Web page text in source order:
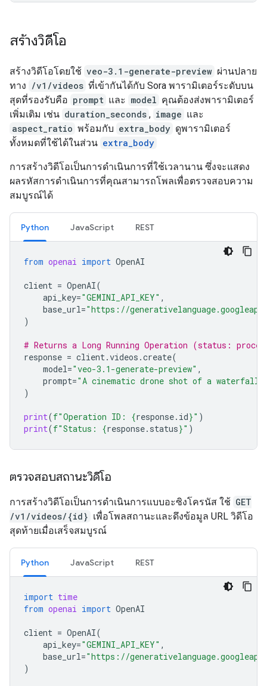
สร้างวิดีโอ
สร้างวิดีโอโดยใช้ veo-3.1-generate-preview ผ่านปลาย
ทาง /v1/videos ที่เข้ากันได้กับ Sora พารามิเตอร์ระดับบน
สุดที่รองรับคือ prompt และ model คุณต้องส่งพารามิเตอร์
เพิ่มเติม เช่น duration_seconds , image และ
aspect_ratio พร้อมกับ extra_body ดูพารามิเตอร์
ทั้งหมดที่ใช้ได้ในส่วน extra_body
การสร้างวิดีโอเป็นการดำเนินการที่ใช้เวลานาน ซึ่งจะแสดง
ผลรหัสการดำเนินการที่คุณสามารถโพลเพื่อตรวจสอบความ
สมบูรณ์ได้
Python JavaScript REST
from openai import OpenAI
client = OpenAI(
api_key="GEMINI_API_KEY" ,
base_url="https://
)
# Returns a Long Running Operation (status:
response = client.videos .create(
model="veo-3.1-generate-preview" ,
prompt="A cinematic drone shot of a waterfall"
)
print(f"Operation ID: {response. id}" )
print(f"Status: {response. status}" )
ตรวจสอบสถานะวิดีโอ
การสร้างวิดีโอเป็นการดำเนินการแบบอะซิงโครนัส ใช้ GET
/v1/videos/{id} เพื่อโพลสถานะและดึงข้อมูล URL วิดีโอ
สุดท้ายเมื่อเสร็จสมบูรณ์
Python JavaScript REST
import time
from openai import OpenAI
client = OpenAI(
api_key="GEMINI_API_KEY" ,
base_url="https://
)